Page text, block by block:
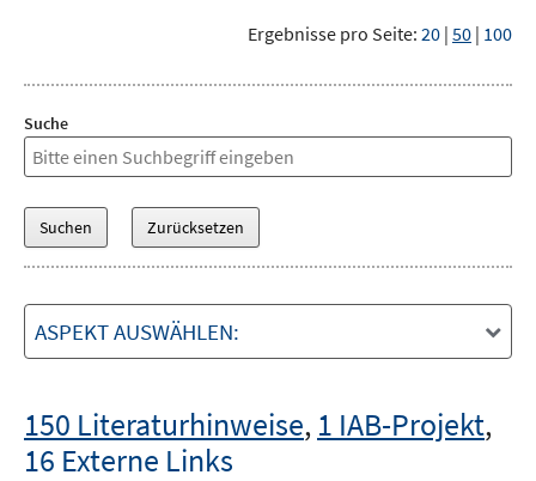
Ergebnisse pro Seite: 20 | 50 | 100
Suche
ASPEKT AUSWÄHLEN:
150 Literaturhinweise, 1 IAB-Projekt,
16 Externe Links